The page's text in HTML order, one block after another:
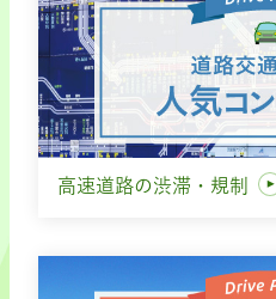
高速道路の渋滞・規制